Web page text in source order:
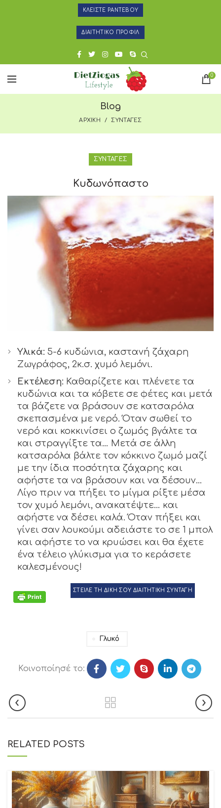
ΚΛΕΙΣΤΕ ΡΑΝΤΕΒΟΥ
ΔΙΑΙΤΗΤΙΚΟ ΠΡΟΦΙΛ
0
Blog
ΑΡΧΙΚΗ ΣΥΝΤΑΓΕΣ
ΣΥΝΤΑΓΕΣ
Κυδωνόπαστο
Υλικά: 5-6 κυδώνια, καστανή ζάχαρη
Ζωγράφος, 2κ.σ. χυμό λεμόνι.
Εκτέλεση: Καθαρίζετε και πλένετε τα
κυδώνια και τα κόβετε σε φέτες και μετά
τα βάζετε να βράσουν σε κατσαρόλα
σκεπασμένα με νερό. Όταν σωθεί το
νερό και κοκκινίσει ο ζωμός βγάλτε τα
και στραγγίξτε τα… Μετά σε άλλη
κατσαρόλα βάλτε τον κόκκινο ζωμό μαζί
με την ίδια ποσότητα ζάχαρης και
αφήστε τα να βράσουν και να δέσουν…
Λίγο πριν να πήξει το μίγμα ρίξτε μέσα
τον χυμό λεμόνι, ανακατέψτε… και
αφήστε να δέσει καλά. Όταν πήξει και
γίνει σαν λουκούμι αδειάστε το σε 1 μπολ
και αφήστε το να κρυώσει και θα έχετε
ένα τέλειο γλύκισμα για το κεράσετε
καλεσμένους!
ΣΤΕΙΛΕ ΤΗ ΔΙΚΗ ΣΟΥ ΔΙΑΙΤΗΤΙΚΗ ΣΥΝΤΑΓΗ
Γλυκό
Κοινοποίησέ το:
RELATED POSTS